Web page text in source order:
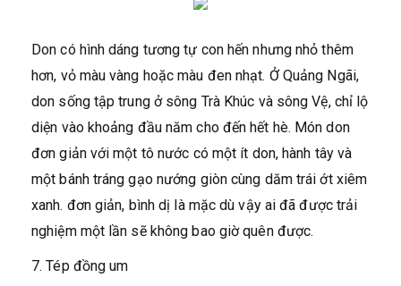
Don có hình dáng tương tự con hến nhưng nhỏ thêm
hơn, vỏ màu vàng hoặc màu đen nhạt. Ở Quảng Ngãi,
don sống tập trung ở sông Trà Khúc và sông Vệ, chỉ lộ
diện vào khoảng đầu năm cho đến hết hè. Món don
đơn giản với một tô nước có một ít don, hành tây và
một bánh tráng gạo nướng giòn cùng dăm trái ớt xiêm
xanh. đơn giản, bình dị là mặc dù vậy ai đã được trải
nghiệm một lần sẽ không bao giờ quên được.
7. Tép đồng um